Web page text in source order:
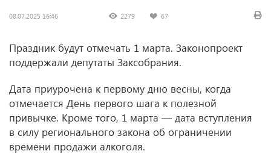
08.07.2025 16:46 2279 67
Праздник будут отмечать 1 марта. Законопроект
поддержали депутаты Заксобрания.
Дата приурочена к первому дню весны, когда
отмечается День первого шага к полезной
привычке. Кроме того, 1 марта — дата вступления
в силу регионального закона об ограничении
времени продажи алкоголя.